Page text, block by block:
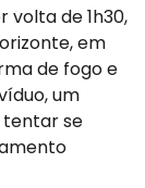
volta de 1h30,
em
de fogo e
um
tentar se